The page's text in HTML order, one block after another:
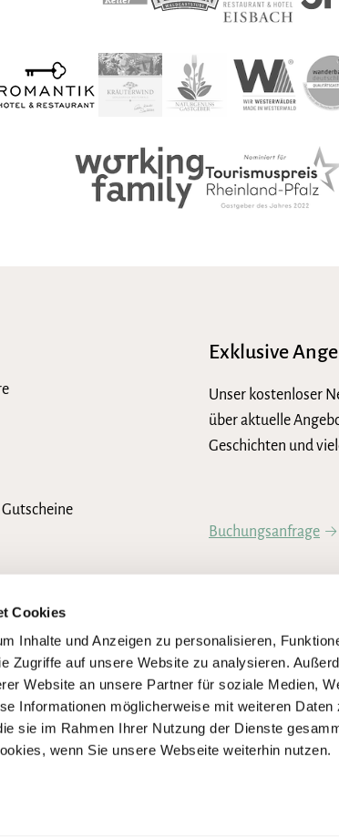
Cookies
Inhalte und Anzeigen zu personalisieren,
Zugriffe auf unsere Website zu analysieren.
Website an unsere Partner für soziale Medien,
Informationen möglicherweise mit weiteren
sie im Rahmen Ihrer Nutzung der Dienste
wenn Sie unsere Webseite weiterhin nutzen.
Exklusive
Unser kostenloser
über aktuelle
Geschichten und
Buchungsanfrage
Umsetzung der Anforderungen des